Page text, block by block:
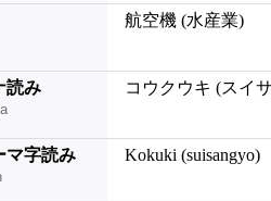
航空機 (水産業)
読み コウクウキ (スイ
マ字読み Kokuki (suisangyo)